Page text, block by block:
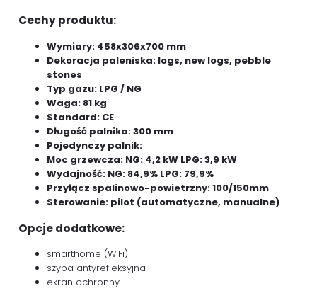
Cechy produktu:
Wymiary: 458x306x700 mm
Dekoracja paleniska: logs, new logs, pebble
stones
Typ gazu: LPG / NG
Waga: 81 kg
Standard: CE
Długość palnika: 300 mm
Pojedynczy palnik:
Moc grzewcza: NG: 4,2 kW LPG: 3,9 kW
Wydajność: NG: 84,9% LPG: 79,9%
Przyłącz spalinowo-powietrzny: 100/150mm
Sterowanie: pilot (automatyczne, manualne)
Opcje dodatkowe:
smarthome (WiFi)
szyba antyrefleksyjna
ekran ochronny